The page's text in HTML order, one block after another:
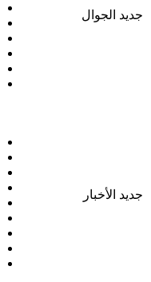
جديد الجوال
جديد الأخبار